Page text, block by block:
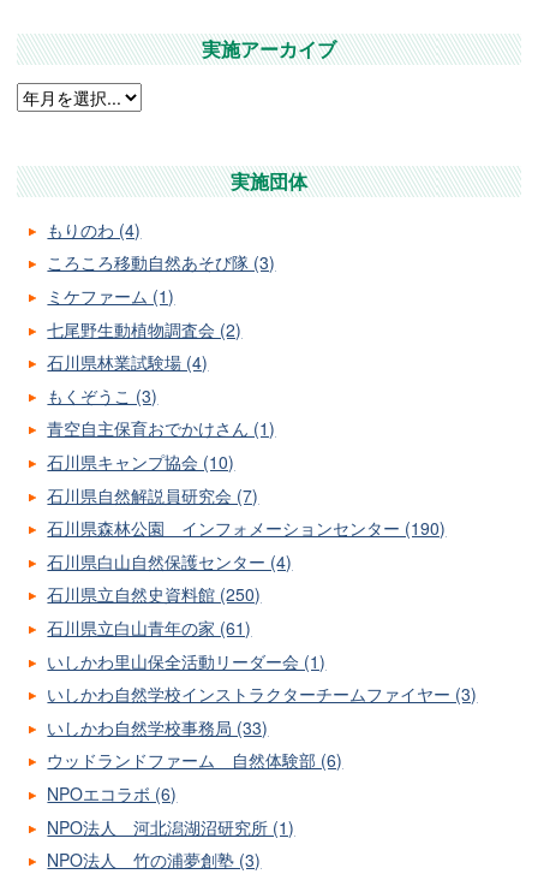
実施アーカイブ
実施団体
もりのわ (4)
ころころ移動自然あそび隊 (3)
ミケファーム (1)
七尾野生動植物調査会 (2)
石川県林業試験場 (4)
もくぞうこ (3)
青空自主保育おでかけさん (1)
石川県キャンプ協会 (10)
石川県自然解説員研究会 (7)
石川県森林公園 インフォメーションセンター (190)
石川県白山自然保護センター (4)
石川県立自然史資料館 (250)
石川県立白山青年の家 (61)
いしかわ里山保全活動リーダー会 (1)
いしかわ自然学校インストラクターチームファイヤー (3)
いしかわ自然学校事務局 (33)
ウッドランドファーム 自然体験部 (6)
NPOエコラボ (6)
NPO法人 河北潟湖沼研究所 (1)
NPO法人 竹の浦夢創塾 (3)